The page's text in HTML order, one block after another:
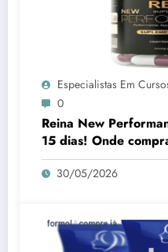
Especialistas Em
0
Reina New
15 dias! Onde
30/05/2026